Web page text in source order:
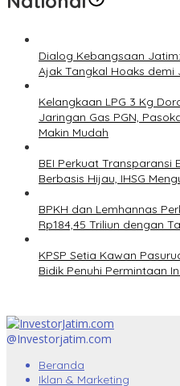
Dialog Kebangsaan
Ajak Tangkal Hoaks demi
Kelangkaan LPG 3 Kg
Jaringan Gas PGN,
Makin Mudah
BEI Perkuat Transparansi
Berbasis Hijau, IHSG
BPKH dan Lemhannas
Rp184,45 Triliun dengan
KPSP Setia Kawan
Bidik Penuhi Permintaan
@Investorjatim.com
Beranda
Iklan & Marketing